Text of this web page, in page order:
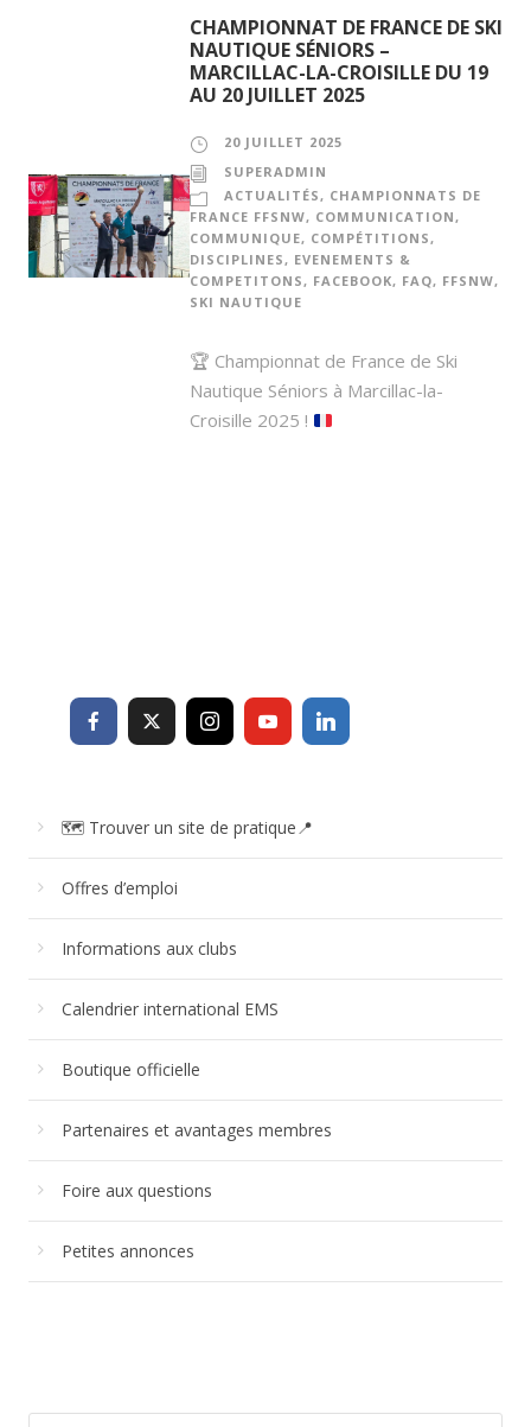
CHAMPIONNAT DE FRANCE DE SKI
NAUTIQUE SÉNIORS –
MARCILLAC-LA-CROISILLE DU 19
AU 20 JUILLET 2025
20 JUILLET 2025
SUPERADMIN
ACTUALITÉS, CHAMPIONNATS DE
FRANCE FFSNW, COMMUNICATION,
COMMUNIQUE, COMPÉTITIONS,
DISCIPLINES, EVENEMENTS &
COMPETITONS, FACEBOOK, FAQ, FFSNW,
SKI NAUTIQUE
🏆 Championnat de France de Ski
Nautique Séniors à Marcillac-la-
Croisille 2025 !
🗺 Trouver un site de pratique📍
Offres d’emploi
Informations aux clubs
Calendrier international EMS
Boutique officielle
Partenaires et avantages membres
Foire aux questions
Petites annonces